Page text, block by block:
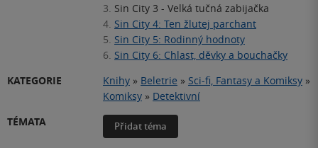
3. Sin City 3 - Velká tučná zabijačka
4. Sin City 4: Ten žlutej parchant
5. Sin City 5: Rodinný hodnoty
6. Sin City 6: Chlast, děvky a bouchačky
KATEGORIE
Knihy » Beletrie » Sci-fi, Fantasy a Komiksy »
Komiksy » Detektivní
TÉMATA
Přidat téma